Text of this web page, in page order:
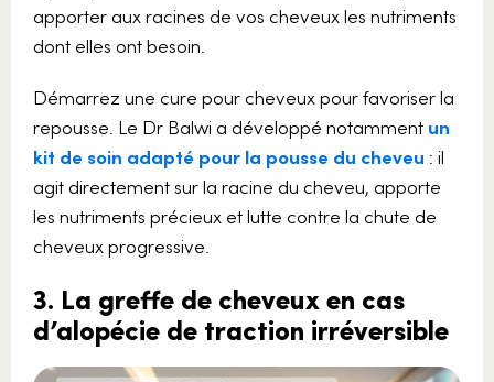
apporter aux racines de vos cheveux les nutriments
dont elles ont besoin.
Démarrez une cure pour cheveux pour favoriser la
repousse. Le Dr Balwi a développé notamment un
kit de soin adapté pour la pousse du cheveu : il
agit directement sur la racine du cheveu, apporte
les nutriments précieux et lutte contre la chute de
cheveux progressive.
3. La greffe de cheveux en cas
d’alopécie de traction irréversible